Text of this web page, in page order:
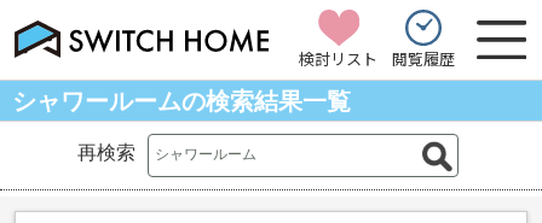
検討リスト 閲覧履歴
シャワールームの検索結果一覧
再検索